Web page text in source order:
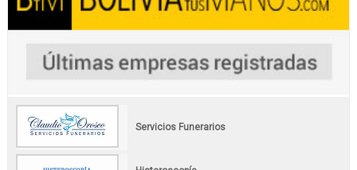
Servicios Funerarios